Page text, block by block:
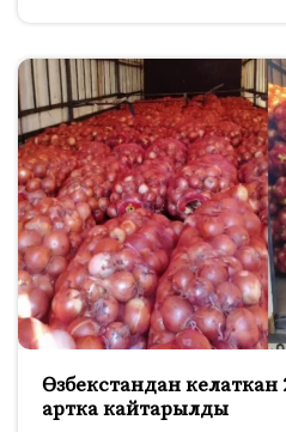
Өзбекстандан келаткан
артка кайтарылды